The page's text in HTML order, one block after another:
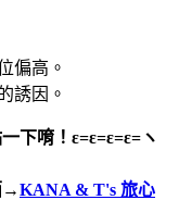
偏高。
誘因。
下唷！ε=ε=ε=ε=ヽ
→KANA & T's 旅心